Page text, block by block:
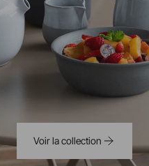
Voir la collection